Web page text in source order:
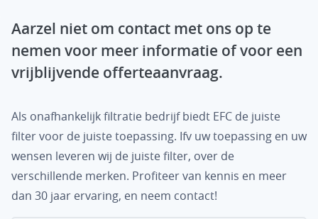
Aarzel niet om contact met ons op te
nemen voor meer informatie of voor een
vrijblijvende offerteaanvraag.
Als onafhankelijk filtratie bedrijf biedt EFC de juiste
filter voor de juiste toepassing. Ifv uw toepassing en uw
wensen leveren wij de juiste filter, over de
verschillende merken. Profiteer van kennis en meer
dan 30 jaar ervaring, en neem contact!